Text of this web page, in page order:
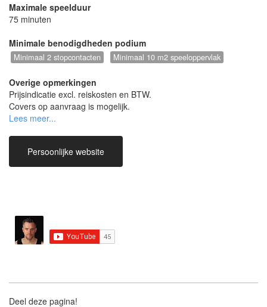
Maximale speelduur
75 minuten
Minimale benodigdheden podium
Minimaal 2 stopcontacten Minimaal 10 m2 speeloppervlak
Overige opmerkingen
Prijsindicatie excl. reiskosten en BTW.
Covers op aanvraag is mogelijk.
Huiskamers is ook mogelijk.
Persoonlijke website
Deel deze pagina!